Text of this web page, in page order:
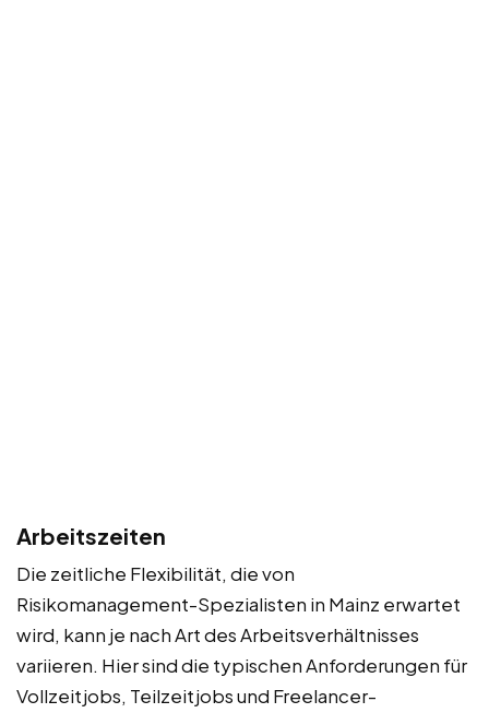
Arbeitszeiten
Die zeitliche Flexibilität, die von
Risikomanagement-Spezialisten in Mainz erwartet
wird, kann je nach Art des Arbeitsverhältnisses
variieren. Hier sind die typischen Anforderungen für
Vollzeitjobs, Teilzeitjobs und Freelancer-